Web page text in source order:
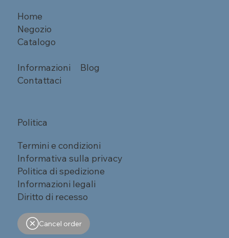
Home
Negozio
Catalogo
Informazioni
Blog
Contattaci
Politica
Termini e condizioni
Informativa sulla privacy
Politica di spedizione
Informazioni legali
Diritto di recesso
Cancel order